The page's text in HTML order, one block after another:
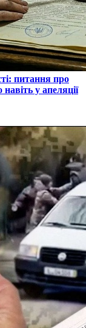
питання про
у апеляції